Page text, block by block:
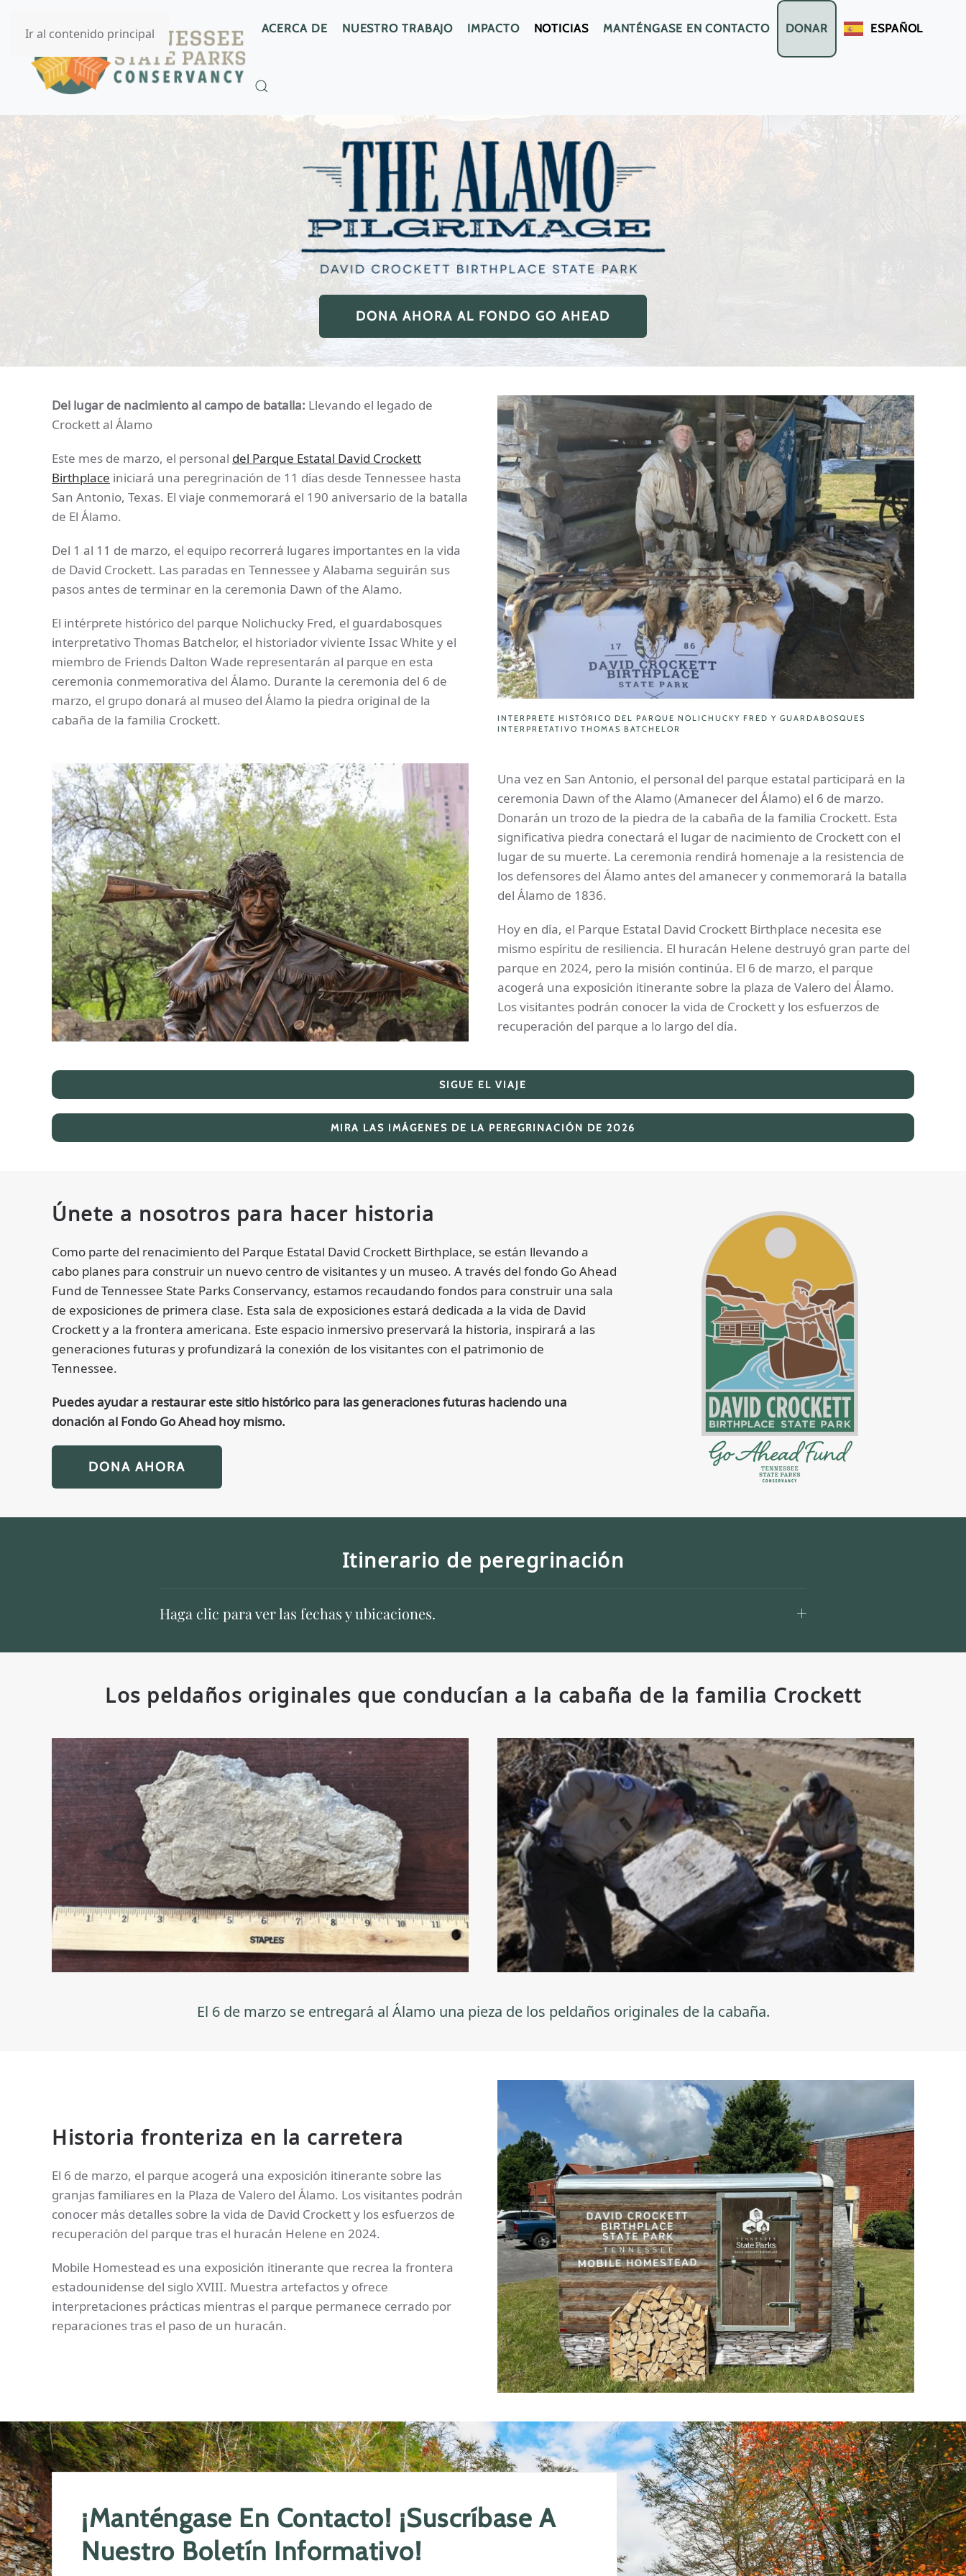
Ir al contenido principal ACERCA DE NUESTRO TRABAJO IMPACTO NOTICIAS MANTÉNGASE EN CONTACTO DONAR ESPAÑOL
DONA AHORA AL FONDO GO AHEAD
Del lugar de nacimiento al campo de batalla: Llevando el legado de
Crockett al Álamo
Este mes de marzo, el personal del Parque Estatal David Crockett
Birthplace iniciará una peregrinación de 11 días desde Tennessee hasta
San Antonio, Texas. El viaje conmemorará el 190 aniversario de la batalla
de El Álamo.
Del 1 al 11 de marzo, el equipo recorrerá lugares importantes en la vida
de David Crockett. Las paradas en Tennessee y Alabama seguirán sus
pasos antes de terminar en la ceremonia Dawn of the Alamo.
El intérprete histórico del parque Nolichucky Fred, el guardabosques
interpretativo Thomas Batchelor, el historiador viviente Issac White y el
miembro de Friends Dalton Wade representarán al parque en esta
ceremonia conmemorativa del Álamo. Durante la ceremonia del 6 de
marzo, el grupo donará al museo del Álamo la piedra original de la
cabaña de la familia Crockett.
INTERPRETE HISTÓRICO DEL PARQUE NOLICHUCKY FRED Y GUARDABOSQUES
INTERPRETATIVO THOMAS BATCHELOR
Una vez en San Antonio, el personal del parque estatal participará en la
ceremonia Dawn of the Alamo (Amanecer del Álamo) el 6 de marzo.
Donarán un trozo de la piedra de la cabaña de la familia Crockett. Esta
significativa piedra conectará el lugar de nacimiento de Crockett con el
lugar de su muerte. La ceremonia rendirá homenaje a la resistencia de
los defensores del Álamo antes del amanecer y conmemorará la batalla
del Álamo de 1836.
Hoy en día, el Parque Estatal David Crockett Birthplace necesita ese
mismo espíritu de resiliencia. El huracán Helene destruyó gran parte del
parque en 2024, pero la misión continúa. El 6 de marzo, el parque
acogerá una exposición itinerante sobre la plaza de Valero del Álamo.
Los visitantes podrán conocer la vida de Crockett y los esfuerzos de
recuperación del parque a lo largo del día.
SIGUE EL VIAJE
MIRA LAS IMÁGENES DE LA PEREGRINACIÓN DE 2026
Únete a nosotros para hacer historia
Como parte del renacimiento del Parque Estatal David Crockett Birthplace, se están llevando a
cabo planes para construir un nuevo centro de visitantes y un museo. A través del fondo Go Ahead
Fund de Tennessee State Parks Conservancy, estamos recaudando fondos para construir una sala
de exposiciones de primera clase. Esta sala de exposiciones estará dedicada a la vida de David
Crockett y a la frontera americana. Este espacio inmersivo preservará la historia, inspirará a las
generaciones futuras y profundizará la conexión de los visitantes con el patrimonio de
Tennessee.
Puedes ayudar a restaurar este sitio histórico para las generaciones futuras haciendo una
donación al Fondo Go Ahead hoy mismo.
DONA AHORA
Itinerario de peregrinación
Haga clic para ver las fechas y ubicaciones.
Los peldaños originales que conducían a la cabaña de la familia Crockett
El 6 de marzo se entregará al Álamo una pieza de los peldaños originales de la cabaña.
Historia fronteriza en la carretera
El 6 de marzo, el parque acogerá una exposición itinerante sobre las
granjas familiares en la Plaza de Valero del Álamo. Los visitantes podrán
conocer más detalles sobre la vida de David Crockett y los esfuerzos de
recuperación del parque tras el huracán Helene en 2024.
Mobile Homestead es una exposición itinerante que recrea la frontera
estadounidense del siglo XVIII. Muestra artefactos y ofrece
interpretaciones prácticas mientras el parque permanece cerrado por
reparaciones tras el paso de un huracán.
¡Manténgase En Contacto! ¡Suscríbase A
Nuestro Boletín Informativo!